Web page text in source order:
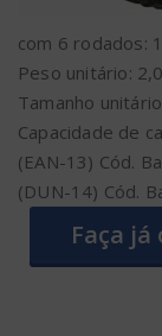
com 6 rodados:
Peso unitário:
Tamanho
Capacidade de
(EAN-13) Cód.
(DUN-14) Cód.
Faça já